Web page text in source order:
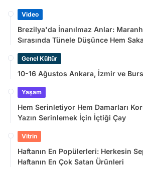
Video
Brezilya'da İnanılmaz Anlar:
Sırasında Tünele Düşünce Hem
Genel Kültür
10-16 Ağustos Ankara, İzmir ve
Yaşam
Hem Serinletiyor Hem Damarları
Yazın Serinlemek İçin İçtiği Çay
Vitrin
Haftanın En Popülerleri: Herkesin
Haftanın En Çok Satan Ürünleri